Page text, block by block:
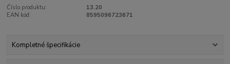
Číslo produktu:
13.20
EAN kód:
8595096723671
Kompletné špecifikácie